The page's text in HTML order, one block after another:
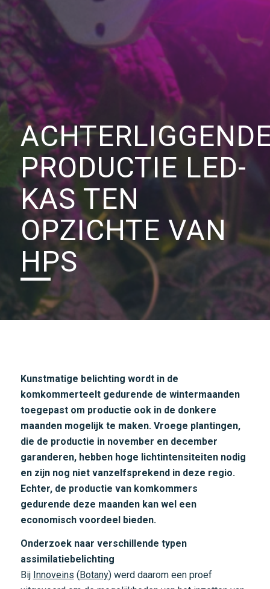
PRODUCTIE LED-
KAS TEN
OPZICHTE VAN
HPS
Kunstmatige belichting wordt in de
komkommerteelt gedurende de wintermaanden
toegepast om productie ook in de donkere
maanden mogelijk te maken. Vroege plantingen,
die de productie in november en december
garanderen, hebben hoge lichtintensiteiten nodig
en zijn nog niet vanzelfsprekend in deze regio.
Echter, de productie van komkommers
gedurende deze maanden kan wel een
economisch voordeel bieden.
Onderzoek naar verschillende typen
assimilatiebelichting
Bij Innoveins ( Botany) werd daarom een proef